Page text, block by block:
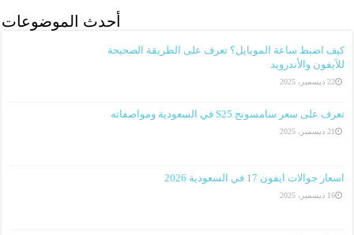
أحدث الموضوعات
كيف اضبط ساعة الموبايل؟ تعرف على الطريقة الصحيحة
للآيفون والأندرويد
22 ديسمبر، 2025
تعرف على سعر سامسونج S25 في السعودية ومواصفاته
21 ديسمبر، 2025
اسعار جوالات ايفون 17 في السعودية 2026
16 ديسمبر، 2025